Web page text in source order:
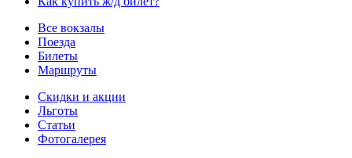
Все вокзалы
Поезда
Билеты
Маршруты
Скидки и акции
Льготы
Статьи
Фотогалерея